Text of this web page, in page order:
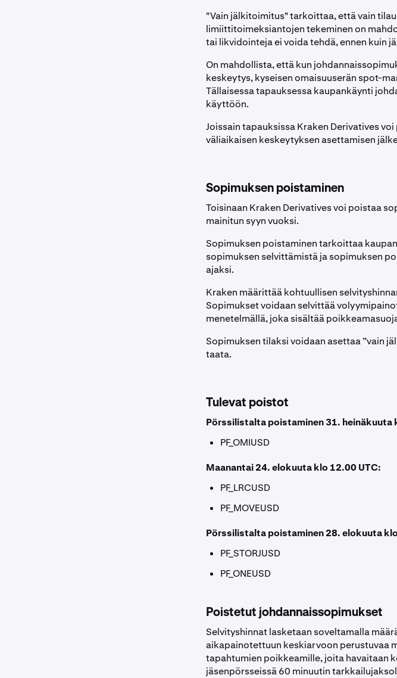
"Vain jälkitoimitus" tarkoittaa, että vain
limiittitoimeksiantojen tekeminen on
tai likvidointeja ei voida tehdä, ennen kuin
On mahdollista, että kun
keskeytys, kyseisen omaisuuserän spot-
Tällaisessa tapauksessa kaupankäynti
käyttöön.
Joissain tapauksissa Kraken Derivatives
väliaikaisen keskeytyksen asettamisen
Sopimuksen poistaminen
Toisinaan Kraken Derivatives voi poistaa
mainitun syyn vuoksi.
Sopimuksen poistaminen tarkoittaa
sopimuksen selvittämistä ja sopimuksen
ajaksi.
Kraken määrittää kohtuullisen
Sopimukset voidaan selvittää
menetelmällä, joka sisältää
Sopimuksen tilaksi voidaan asettaa ”vain
taata.
Tulevat poistot
Pörssilistalta poistaminen 31. heinäkuuta
PF_OMIUSD
Maanantai 24. elokuuta klo 12.00 UTC:
PF_LRCUSD
PF_MOVEUSD
Pörssilistalta poistaminen 28. elokuuta
PF_STORJUSD
PF_ONEUSD
Poistetut johdannaissopimukset
Selvityshinnat lasketaan soveltamalla
aikapainotettuun keskiarvoon perustuvaa
tapahtumien poikkeamille, joita havaitaan
jäsenpörsseissä 60 minuutin